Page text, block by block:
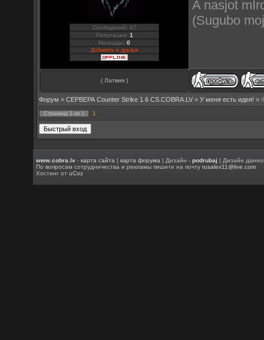
Сообщений: 47
Репутация: 1
Награды:0
Добавить в друзья
A nasjot
(Sugubo
( Латвия )
Форум » СЕРВЕРА Counter Strike 1.6 CS.COBRA.LV » У меня есть идея! »
Страница 1 из 1 1
www.cobra.lv -карта сайта |карта форума | Дизайн -podrubaj | Дизайн
По вопросам сотрудничества и рекламы пишите на почтуrusalex11@live.com
Хостинг отuCoz